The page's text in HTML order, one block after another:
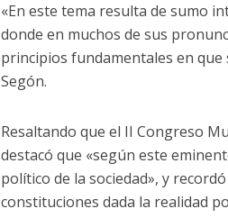
«En este tema resulta de sumo
donde en muchos de sus
principios fundamentales en que
Segón.
Resaltando que el II Congreso
destacó que «según este
político de la sociedad», y
constituciones dada la realidad